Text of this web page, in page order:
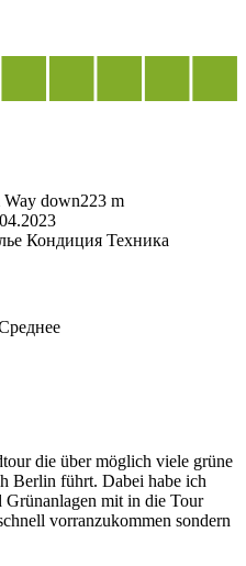
Way down223 m
Кондиция Техника
die über möglich viele grüne
Berlin führt. Dabei habe ich
Grünanlagen mit in die Tour
vorranzukommen sondern